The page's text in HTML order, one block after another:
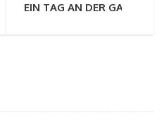
FAKTEN DER GARDEN
EIN TAG AN DER GARDEN